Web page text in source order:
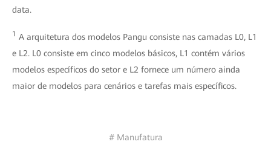
data.
1 A arquitetura dos modelos Pangu consiste nas camadas L0, L1
e L2. L0 consiste em cinco modelos básicos, L1 contém vários
modelos específicos do setor e L2 fornece um número ainda
maior de modelos para cenários e tarefas mais específicos.
# Manufatura